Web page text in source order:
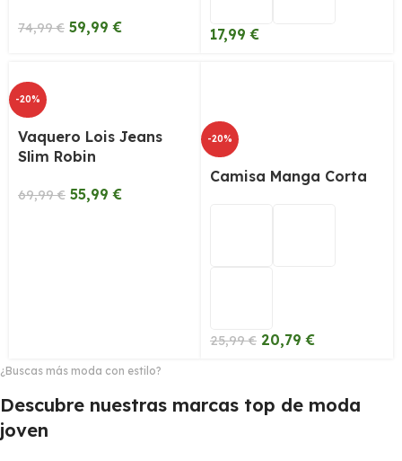
74,99€ 59,99€ 17,99€
-20%
Vaquero Lois Jeans
Slim Robin
69,99€ 55,99€
-20%
Camisa Manga Corta
25,99€ 20,79€
¿Buscas más moda con estilo?
Descubre nuestras marcas top de moda
joven